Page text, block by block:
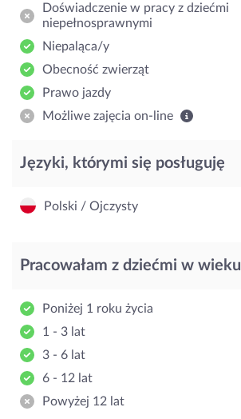
Doświadczenie w pracy z dziećmi
niepełnosprawnymi
Niepaląca/y
Obecność zwierząt
Prawo jazdy
Możliwe zajęcia on-line
Języki, którymi się posługuję
Polski / Ojczysty
Pracowałam z dziećmi w wieku
Poniżej 1 roku życia
1 - 3 lat
3 - 6 lat
6 - 12 lat
Powyżej 12 lat